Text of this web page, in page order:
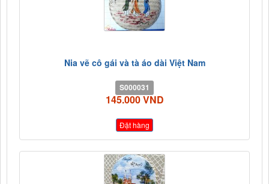
Nia vẽ cô gái và tà áo dài Việt Nam
S000031
145.000 VND
Đặt hàng